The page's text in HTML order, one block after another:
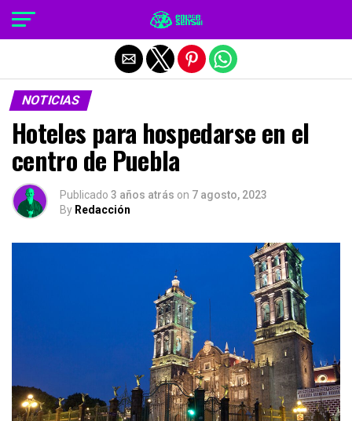
NOTICIAS
Hoteles para hospedarse en el
centro de Puebla
Publicado 3 años atrás on 7 agosto, 2023
By Redacción
Salir de la versión móvil